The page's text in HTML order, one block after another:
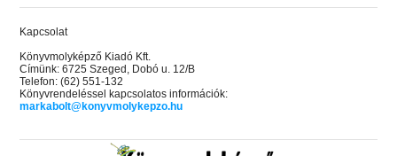
Kapcsolat
Könyvmolyképző Kiadó Kft.
Címünk: 6725 Szeged, Dobó u. 12/B
Telefon: (62) 551-132
Könyvrendeléssel kapcsolatos információk:
markabolt@konyvmolykepzo.hu